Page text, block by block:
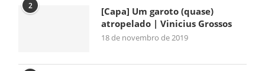
2
[Capa] Um garoto (quase)
atropelado | Vinicius Grossos
18 de novembro de 2019